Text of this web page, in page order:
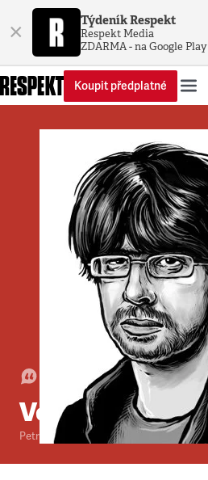
× Týdeník Respekt
Respekt Media
ZDARMA - na Google Play
Koupit předplatné
11. 12. 2005 •3minuty
Ve hvězdách
Petr Třešňák